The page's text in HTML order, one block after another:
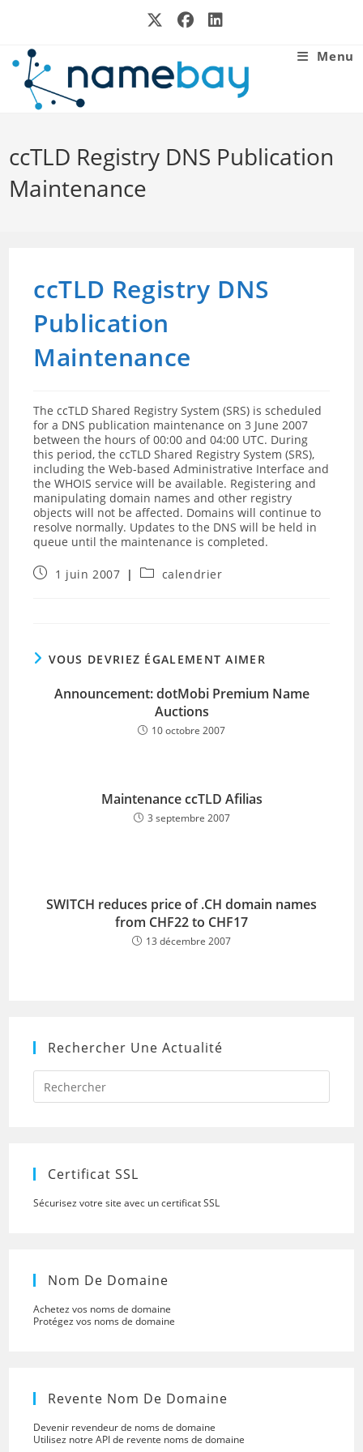
Menu
ccTLD Registry DNS Publication
Maintenance
ccTLD Registry DNS
Publication
Maintenance
The ccTLD Shared Registry System (SRS) is scheduled
for a DNS publication maintenance on 3 June 2007
between the hours of 00:00 and 04:00 UTC. During
this period, the ccTLD Shared Registry System (SRS),
including the Web-based Administrative Interface and
the WHOIS service will be available. Registering and
manipulating domain names and other registry
objects will not be affected. Domains will continue to
resolve normally. Updates to the DNS will be held in
queue until the maintenance is completed.
Publication
1 juin 2007
Postcalendrier
VOUS DEVRIEZ ÉGALEMENT AIMER
Announcement: dotMobi Premium Name
Auctions
10 octobre 2007
Maintenance ccTLD Afilias
3 septembre 2007
SWITCH reduces price of .CH domain names
from CHF22 to CHF17
13 décembre 2007
Rechercher Une Actualité
Press
to
Certificat SSL
Sécurisez votre site avec un certificat SSL
Nom De Domaine
Achetez vos noms de domaine
Protégez vos noms de domaine
Revente Nom De Domaine
Devenir revendeur de noms de domaine
Utilisez notre API de revente noms de domaine